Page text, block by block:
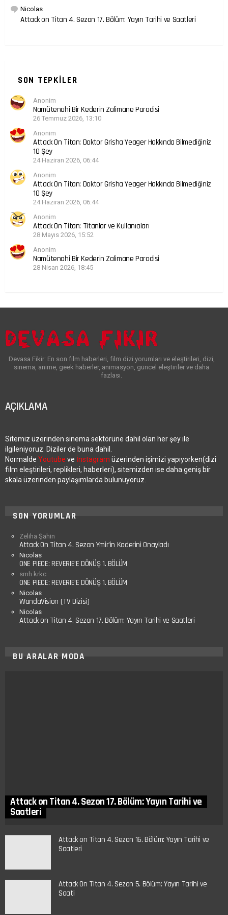
Nicolas
Attack on Titan 4. Sezon 17. Bölüm: Yayın Tarihi ve Saatleri
SON TEPKILER
Anonim
Namütenahi Bir Kederin Zalimane Parodisi
26 Temmuz 2026, 13:10
Anonim
Attack On Titan: Doktor Grisha Yeager Hakkında Bilmediğiniz
10 Şey
24 Haziran 2026, 06:44
Anonim
Attack On Titan: Doktor Grisha Yeager Hakkında Bilmediğiniz
10 Şey
24 Haziran 2026, 06:44
Anonim
Attack On Titan: Titanlar ve Kullanıcıları
28 Mayıs 2026, 15:52
Anonim
Namütenahi Bir Kederin Zalimane Parodisi
28 Nisan 2026, 18:45
Devasa Fikir: En son film haberleri, film dizi yorumları ve eleştirileri, dizi,
sinema, anime, geek haberler, animasyon, güncel eleştiriler ve daha
fazlası.
AÇIKLAMA
Sitemiz üzerinden sinema sektörüne dahil olan her şey ile
ilgileniyoruz. Diziler de buna dahil.
Normalde Youtube ve İnstagram üzerinden işimizi yapıyorken(dizi
film eleştirileri, replikleri, haberleri), sitemizden ise daha geniş bir
skala üzerinden paylaşımlarda bulunuyoruz.
SON YORUMLAR
Zeliha Şahin
Attack On Titan 4. Sezon Ymir’in Kaderini Onayladı
Nicolas
ONE PIECE: REVERIE’E DÖNÜŞ 1. BÖLÜM
smh krkc
ONE PIECE: REVERIE’E DÖNÜŞ 1. BÖLÜM
Nicolas
WandaVision (TV Dizisi)
Nicolas
Attack on Titan 4. Sezon 17. Bölüm: Yayın Tarihi ve Saatleri
BU ARALAR MODA
Attack on Titan 4. Sezon 17. Bölüm: Yayın Tarihi ve
Saatleri
Attack on Titan 4. Sezon 16. Bölüm: Yayın Tarihi ve
Saatleri
Attack On Titan 4. Sezon 5. Bölüm: Yayın Tarihi ve
Saati